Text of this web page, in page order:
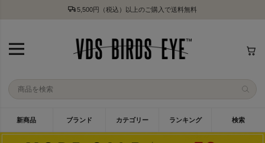
5,500円（税込）以上のご購入で送料無料
新商品 ブランド カテゴリー ランキング 検索